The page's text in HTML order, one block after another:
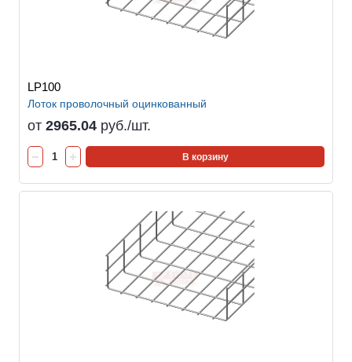
LP100
Лоток проволочный оцинкованный
от 2965.04 руб./шт.
В корзину